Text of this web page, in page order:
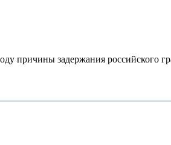
причины задержания российского